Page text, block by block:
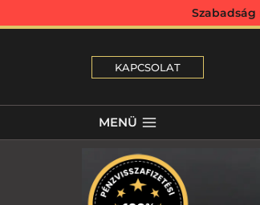
KAPCSOLAT
MENÜ